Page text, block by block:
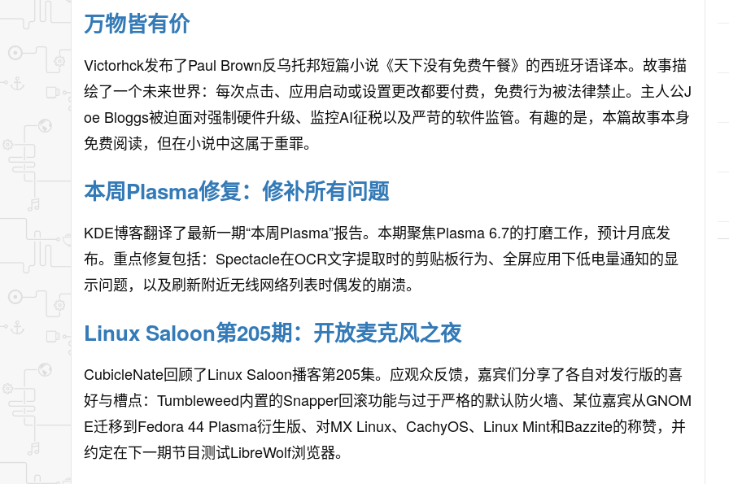
万物皆有价
Victorhck发布了Paul Brown反乌托邦短篇小说《天下没有免费午餐》的西班牙语译本。故事描
绘了一个未来世界：每次点击、应用启动或设置更改都要付费，免费行为被法律禁止。主人公J
oe Bloggs被迫面对强制硬件升级、监控AI征税以及严苛的软件监管。有趣的是，本篇故事本身
免费阅读，但在小说中这属于重罪。
本周Plasma修复：修补所有问题
KDE博客翻译了最新一期“本周Plasma”报告。本期聚焦Plasma 6.7的打磨工作，预计月底发
布。重点修复包括：Spectacle在OCR文字提取时的剪贴板行为、全屏应用下低电量通知的显
示问题，以及刷新附近无线网络列表时偶发的崩溃。
Linux Saloon第205期：开放麦克风之夜
CubicleNate回顾了Linux Saloon播客第205集。应观众反馈，嘉宾们分享了各自对发行版的喜
好与槽点：Tumbleweed内置的Snapper回滚功能与过于严格的默认防火墙、某位嘉宾从GNOM
E迁移到Fedora 44 Plasma衍生版、对MX Linux、CachyOS、Linux Mint和Bazzite的称赞，并
约定在下一期节目测试LibreWolf浏览器。